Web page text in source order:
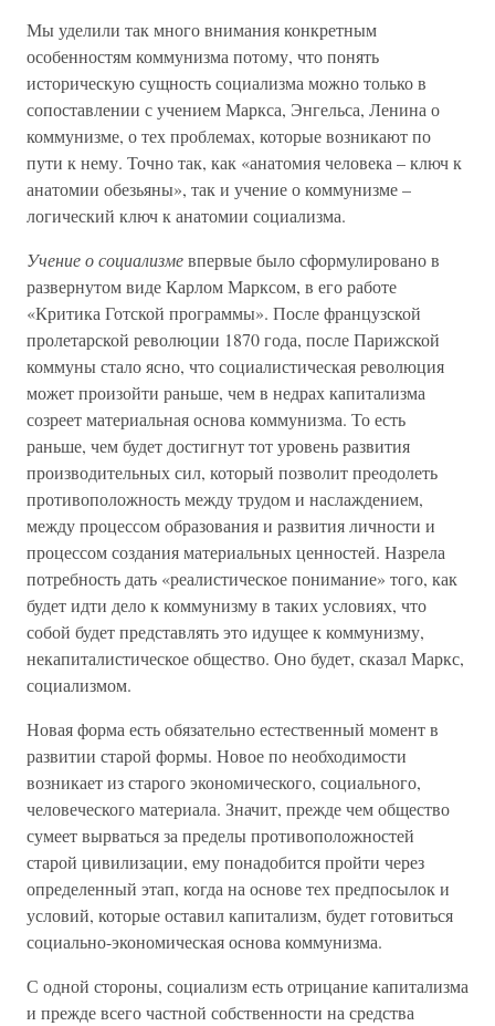
Мы уделили так много внимания конкретным
особенностям коммунизма потому, что понять
историческую сущность социализма можно только в
сопоставлении с учением Маркса, Энгельса, Ленина о
коммунизме, о тех проблемах, которые возникают по
пути к нему. Точно так, как «анатомия человека – ключ к
анатомии обезьяны», так и учение о коммунизме –
логический ключ к анатомии социализма.
Учение о социализмевпервые было сформулировано в
развернутом виде Карлом Марксом, в его работе
«Критика Готской программы». После французской
пролетарской революции 1870 года, после Парижской
коммуны стало ясно, что социалистическая революция
может произойти раньше, чем в недрах капитализма
созреет материальная основа коммунизма. То есть
раньше, чем будет достигнут тот уровень развития
производительных сил, который позволит преодолеть
противоположность между трудом и наслаждением,
между процессом образования и развития личности и
процессом создания материальных ценностей. Назрела
потребность дать «реалистическое понимание» того, как
будет идти дело к коммунизму в таких условиях, что
собой будет представлять это идущее к коммунизму,
некапиталистическое общество. Оно будет, сказал Маркс,
социализмом.
Новая форма есть обязательно естественный момент в
развитии старой формы. Новое по необходимости
возникает из старого экономического, социального,
человеческого материала. Значит, прежде чем общество
сумеет вырваться за пределы противоположностей
старой цивилизации, ему понадобится пройти через
определенный этап, когда на основе тех предпосылок и
условий, которые оставил капитализм, будет готовиться
социально-экономическая основа коммунизма.
С одной стороны, социализм есть отрицание капитализма
и прежде всего частной собственности на средства